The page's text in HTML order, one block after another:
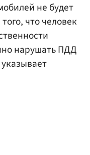
не будет
что человек
нарушать ПДД